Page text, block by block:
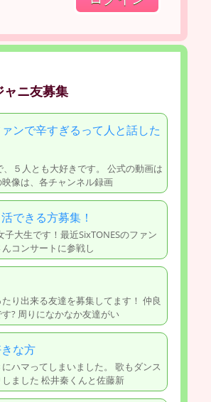
ャニ友募集
ンで辛すぎるって人と話した
５人とも大好きです。 公式の動画は
像は、各チャンネル録画
できる方募集！
子大生です！最近SixTONESのファン
コンサートに参戦し
り出来る友達を募集してます！ 仲良
? 周りになかなか友達がい
な方
ハマってしまいました。 歌もダンス
ました 松井秦くんと佐藤新